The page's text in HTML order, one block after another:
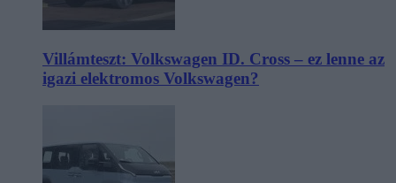
Villámteszt: Volkswagen ID. Cross – ez lenne az
igazi elektromos Volkswagen?